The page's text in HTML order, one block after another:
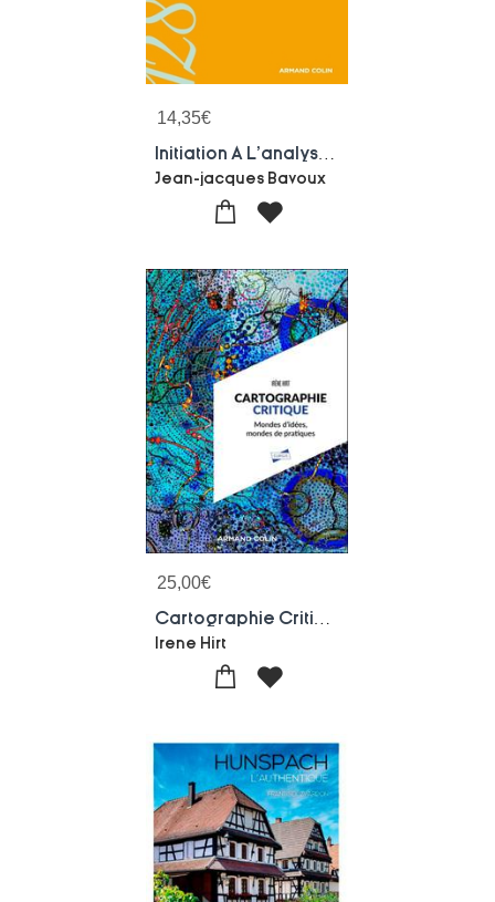
14,35€
Jean-jacques Bavoux
25,00€
Irene Hirt